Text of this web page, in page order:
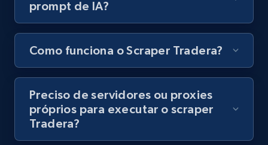
8.1K+ 716+
Youtube - Videos posts - Discovery records
URL, Title, Youtuber, Youtuber md5, Video url,
Video length, Likes, Views, and more.
prompt de IA?
Como funciona o Scraper Tradera?
Preciso de servidores ou proxies
próprios para executar o scraper
Tradera?